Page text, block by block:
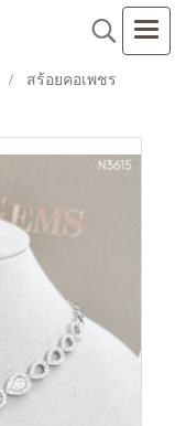
สร้อยคอเพชร